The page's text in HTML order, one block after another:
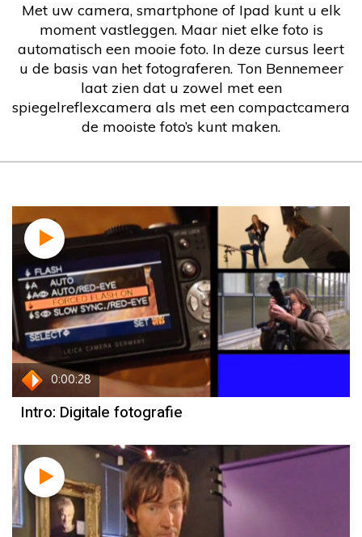
Met uw camera, smartphone of Ipad kunt u elk
moment vastleggen. Maar niet elke foto is
automatisch een mooie foto. In deze cursus leert
u de basis van het fotograferen. Ton Bennemeer
laat zien dat u zowel met een
spiegelreflexcamera als met een compactcamera
de mooiste foto’s kunt maken.
0:00:28
Intro: Digitale fotografie